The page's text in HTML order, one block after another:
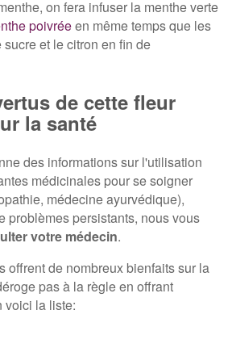
on fera infuser la menthe verte
poivréeen même temps que les
et le citron en fin de
de cette fleur
la santé
des informations sur l'utilisation
médicinales pour se soigner
médecine ayurvédique),
problèmes persistants, nous vous
votre médecin.
offrent de nombreux bienfaits sur la
pas à la règle en offrant
voici la liste: